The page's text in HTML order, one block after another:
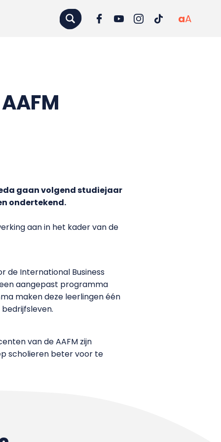
aA
gaan volgend studiejaar
ondertekend.
aan in het kader van de
de International Business
aangepast programma
maken deze leerlingen één
van de AAFM zijn
scholieren beter voor te